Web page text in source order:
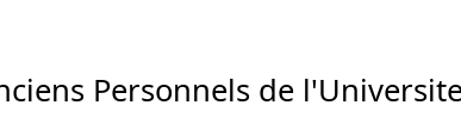
Personnels de